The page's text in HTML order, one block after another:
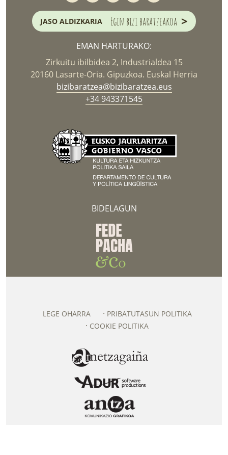
JASO ALDIZKARIA Egin bizi baratzeakoa >
EMAN HARTURAKO:
Zirkuitu ibilbidea 2, Industrialdea 15
20160 Lasarte-Oria. Gipuzkoa. Euskal Herria
bizibaratzea@bizibaratzea.eus
+34 943371545
BIDELAGUN
LEGE OHARRA
PRIBATUTASUN POLITIKA
COOKIE POLITIKA